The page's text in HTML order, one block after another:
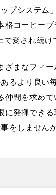
プシステム
格コーヒーブ
愛され続け
ざまなフィー
るより良い
仲間を求めて
に発揮できる
をしません